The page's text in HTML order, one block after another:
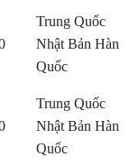
Trung Quốc
Nhật Bản Hàn
Quốc
Trung Quốc
Nhật Bản Hàn
Quốc